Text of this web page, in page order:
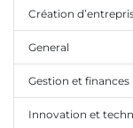
Création
General
Gestion et finances
Innovation et